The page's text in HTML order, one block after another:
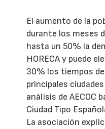
El aumento de la
durante los meses
hasta un 50% la
HORECA y puede
30% los tiempos
principales
análisis de AECOC
Ciudad Tipo
La asociación